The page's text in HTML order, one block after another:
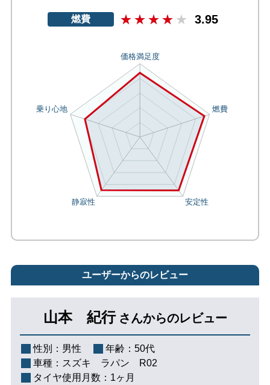
燃費 3.95
ユーザーからのレビュー
山本 紀行 さんからのレビュー
性別： 男性 年齢： 50代
車種： スズキ ラパン R02
タイヤ使用月数： 1ヶ月